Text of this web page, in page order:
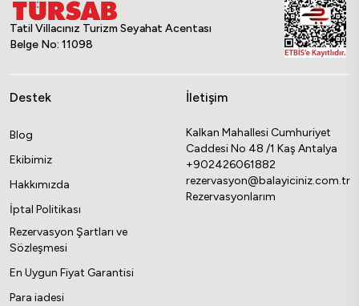
Tatil Villacınız Turizm Seyahat Acentası
Belge No: 11098
Destek
Blog
Ekibimiz
Hakkımızda
İptal Politikası
Rezervasyon Şartları ve
Sözleşmesi
En Uygun Fiyat Garantisi
Para iadesi
İletişim
Kalkan Mahallesi Cumhuriyet
Caddesi No 48 /1 Kaş Antalya
+902426061882
rezervasyon@balayiciniz.com.tr
Rezervasyonlarım